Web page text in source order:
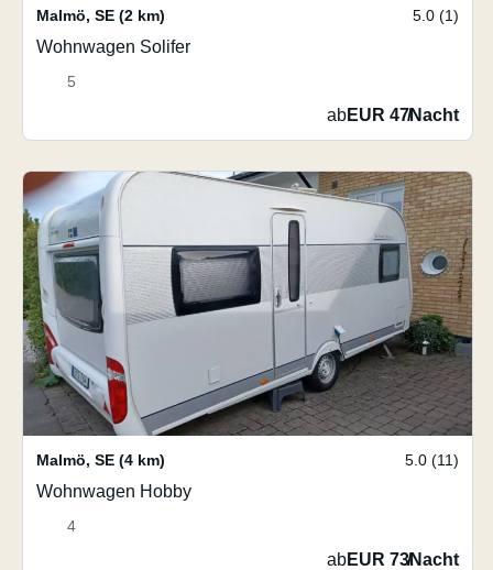
Malmö, SE (2 km) 5.0 (1)
Wohnwagen Solifer
5
abEUR 47/Nacht
Malmö, SE (4 km) 5.0 (11)
Wohnwagen Hobby
4
abEUR 73/Nacht